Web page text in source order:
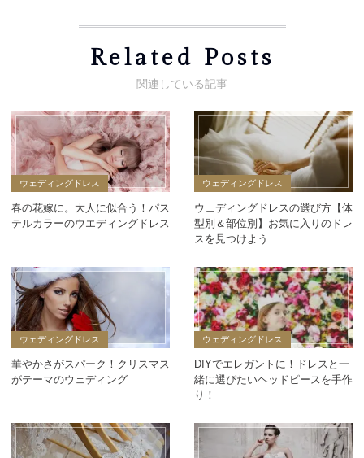
Related Posts
ウェディングドレス
春の花嫁に。大人に似合う！パス
テルカラーのウエディングドレス
ウェディングドレス
ウェディングドレスの選び方【体
型別＆部位別】お気に入りのドレ
スを見つけよう
ウェディングドレス
華やかさがスパーク！クリスマス
がテーマのウェディング
ウェディングドレス
DIYでエレガントに！ドレスと一
緒に選びたいヘッドピースを手作
り！